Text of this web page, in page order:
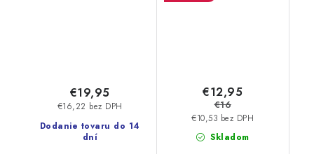
Dodanie tovaru do 14
dní
€16,22 bez DPH
€19,95
Skladom
€10,53 bez DPH
€12,95
€16